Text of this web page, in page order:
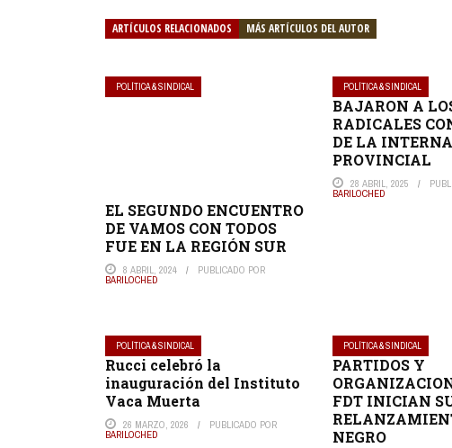
ARTÍCULOS RELACIONADOS MÁS ARTÍCULOS DEL AUTOR
POLÍTICA & SINDICAL
EL SEGUNDO ENCUENTRO
DE VAMOS CON TODOS
FUE EN LA REGIÓN SUR
8 ABRIL, 2024 PUBLICADO POR
BARILOCHED
POLÍTICA & SINDICAL
BAJARON A
RADICALES
DE LA
PROVINCIAL
28 ABRIL, 2025
BARILOCHED
POLÍTICA & SINDICAL
Rucci celebró la
inauguración del Instituto
Vaca Muerta
26 MARZO, 2026 PUBLICADO POR
BARILOCHED
POLÍTICA & SINDICAL
PARTIDOS Y
FDT INICIAN
NEGRO